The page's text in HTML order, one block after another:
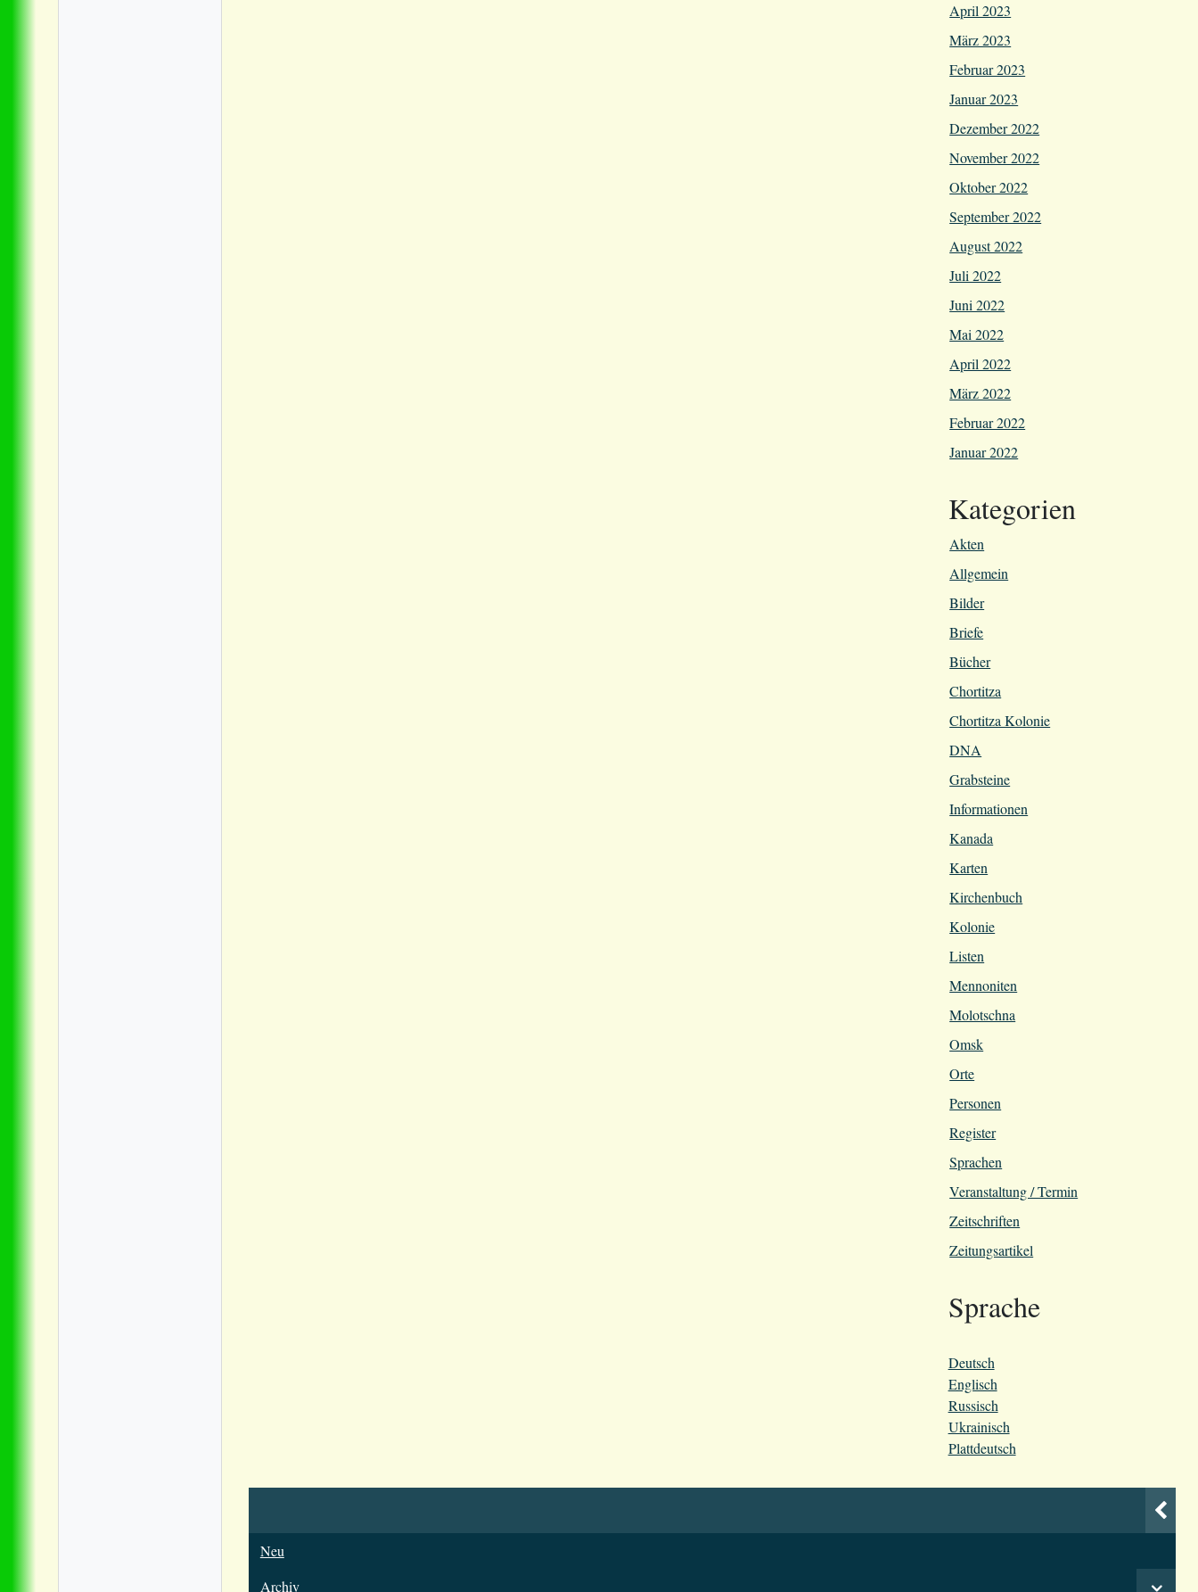
April 2023
März 2023
Februar 2023
Januar 2023
Dezember 2022
November 2022
Oktober 2022
September 2022
August 2022
Juli 2022
Juni 2022
Mai 2022
April 2022
März 2022
Februar 2022
Januar 2022
Kategorien
Akten
Allgemein
Bilder
Briefe
Bücher
Chortitza
Chortitza Kolonie
DNA
Grabsteine
Informationen
Kanada
Karten
Kirchenbuch
Kolonie
Listen
Mennoniten
Molotschna
Omsk
Orte
Personen
Register
Sprachen
Veranstaltung / Termin
Zeitschriften
Zeitungsartikel
Sprache
Deutsch
Englisch
Russisch
Ukrainisch
Plattdeutsch
Neu
Archiv